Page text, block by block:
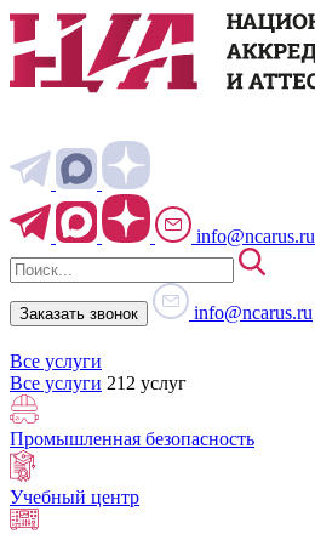
info@ncarus.ru
Заказать звонок info@ncarus.ru
Все услуги
Все услуги 212 услуг
Промышленная безопасность
Учебный центр